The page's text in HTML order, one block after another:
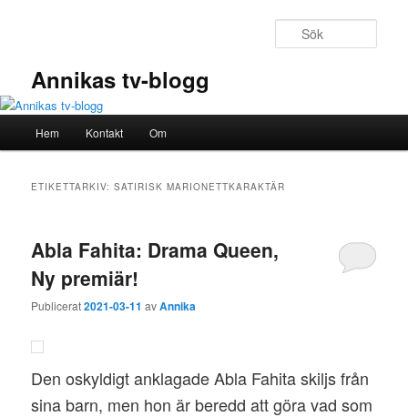
Annikas tv-blogg
Hem Kontakt Om
ETIKETTARKIV:SATIRISK MARIONETTKARAKTÄR
Abla Fahita: Drama Queen,
Ny premiär!
Publicerat2021-03-11 avAnnika
Den oskyldigt anklagade Abla Fahita skiljs från
sina barn, men hon är beredd att göra vad som